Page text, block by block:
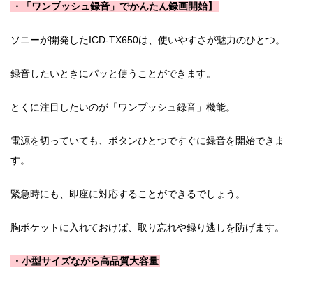
・「ワンプッシュ録音」でかんたん録画開始】
ソニーが開発したICD-TX650は、使いやすさが魅力のひとつ。
録音したいときにパッと使うことができます。
とくに注目したいのが「ワンプッシュ録音」機能。
電源を切っていても、ボタンひとつですぐに録音を開始できま
す。
緊急時にも、即座に対応することができるでしょう。
胸ポケットに入れておけば、取り忘れや録り逃しを防げます。
・小型サイズながら高品質大容量